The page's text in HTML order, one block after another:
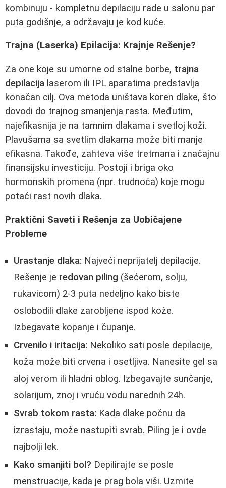
kombinuju - kompletnu depilaciju rade u salonu par
puta godišnje, a održavaju je kod kuće.
Trajna (Laserka) Epilacija: Krajnje Rešenje?
Za one koje su umorne od stalne borbe, trajna
depilacija laserom ili IPL aparatima predstavlja
konačan cilj. Ova metoda uništava koren dlake, što
dovodi do trajnog smanjenja rasta. Međutim,
najefikasnija je na tamnim dlakama i svetloj koži.
Plavušama sa svetlim dlakama može biti manje
efikasna. Takođe, zahteva više tretmana i značajnu
finansijsku investiciju. Postoji i briga oko
hormonskih promena (npr. trudnoća) koje mogu
potaći rast novih dlaka.
Praktični Saveti i Rešenja za Uobičajene
Probleme
Urastanje dlaka: Najveći neprijatelj depilacije.
Rešenje je redovan piling (šećerom, solju,
rukavicom) 2-3 puta nedeljno kako biste
oslobodili dlake zarobljene ispod kože.
Izbegavate kopanje i čupanje.
Crvenilo i iritacija: Nekoliko sati posle depilacije,
koža može biti crvena i osetljiva. Nanesite gel sa
aloj verom ili hladni oblog. Izbegavajte sunčanje,
solarijum, znoj i vruću vodu narednih 24h.
Svrab tokom rasta: Kada dlake počnu da
izrastaju, može nastupiti svrab. Piling je i ovde
najbolji lek.
Kako smanjiti bol? Depilirajte se posle
menstruacije, kada je prag bola viši. Uzmite